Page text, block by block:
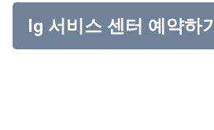
lg 서비스 센터 예약하기